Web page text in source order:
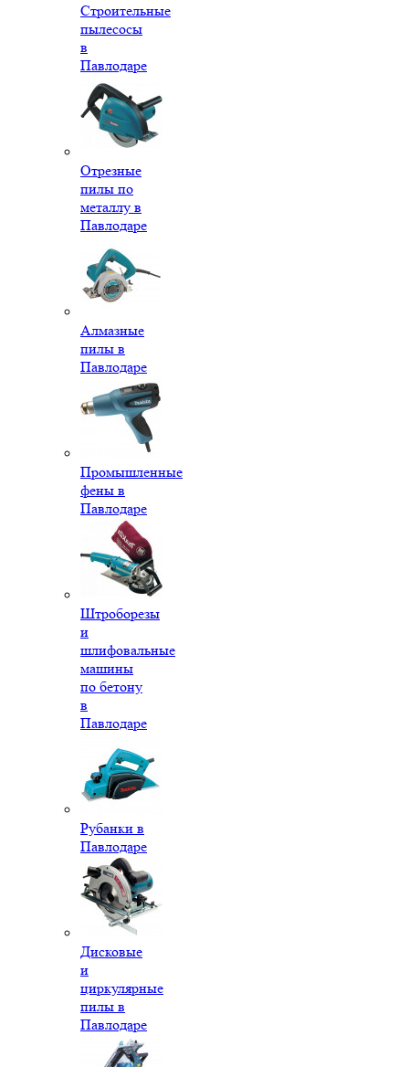
Строительные
пылесосы
в
Павлодаре
Отрезные
пилы по
металлу в
Павлодаре
Алмазные
пилы в
Павлодаре
Промышленные
фены в
Павлодаре
Штроборезы
и
шлифовальные
машины
по бетону
в
Павлодаре
Рубанки в
Павлодаре
Дисковые
и
циркулярные
пилы в
Павлодаре